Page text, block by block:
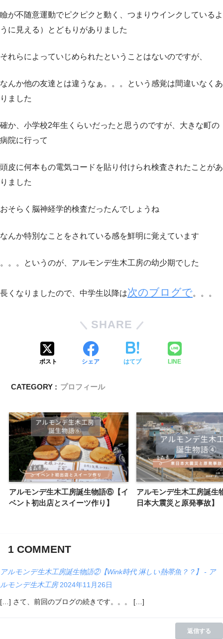
瞼が不随意運動でピクピクと動く、つまりウインクしているよ
うに見える）とどもりがありました
それらによっていじめられたということはないのですが、
なんか他の友達とは違うなぁ。。。という感覚は間違いなくあ
りました
確か、小学校2年生くらいだったと思うのですが、大きな町の
病院に行って
頭皮に何本もの電気コードを貼り付けられ検査されたことがあ
りました
おそらく脳神経学的検査だったんでしょうね
なんか特別なことをされている感を鮮明に覚えています
。。。というのが、アルモンデ生木工房の幼少期でした
長くなりましたので、中学生以降は次のブログで。。。
SHARE
ポスト シェア はてブ LINE
CATEGORY : プロフィール
アルモンデ生木工房誕生物語⑥【イ
ベント初出店とスイーツ作り】
アルモンデ生木工房誕
日本大震災と原発事故】
1 COMMENT
アルモンデ生木工房誕生物語②【Wink時代 淋しい熱帯魚？？】 - ア
ルモンデ生木工房 2024年11月26日
[…] さて、前回のブログの続きです。。。 […]
返信する